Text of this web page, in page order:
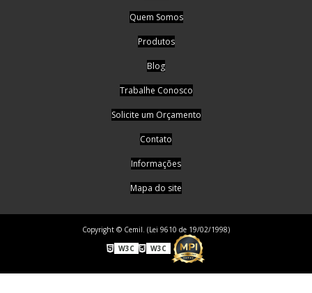
Quem Somos
Produtos
Blog
Trabalhe Conosco
Solicite um Orçamento
Contato
Informações
Mapa do site
Copyright © Cemil. (Lei 9610 de 19/02/1998)
W3C
W3C